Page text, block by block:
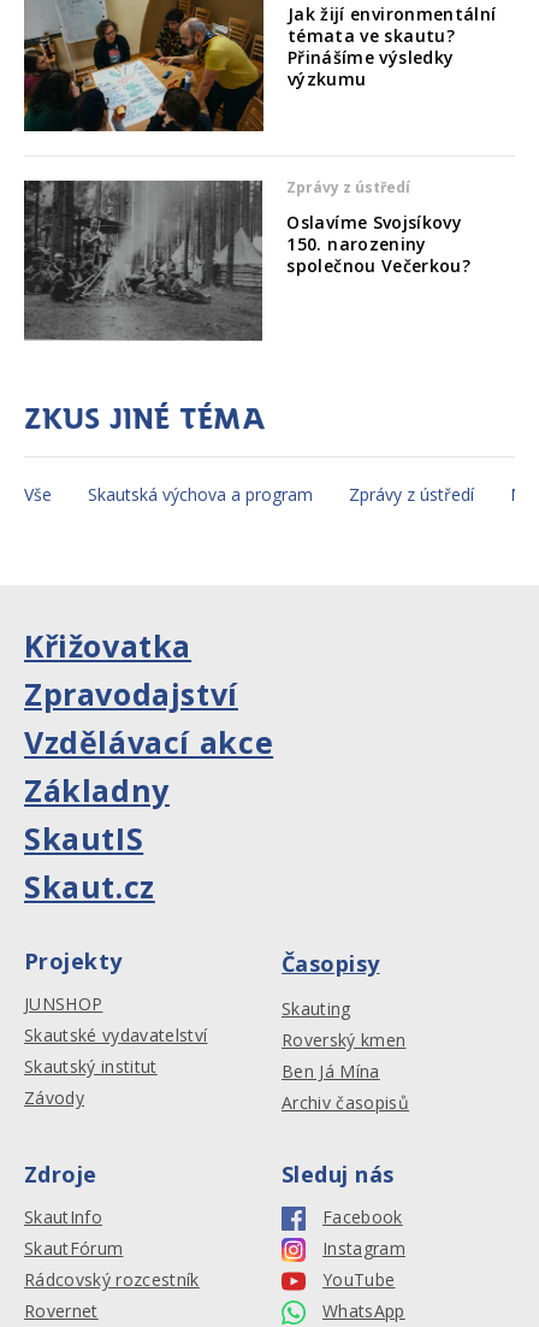
Jak žijí environmentální
témata ve skautu?
Přinášíme výsledky
výzkumu
Zprávy z ústředí
Oslavíme Svojsíkovy
150. narozeniny
společnou Večerkou?
Zkus jiné téma
Vše Skautská výchova a program Zprávy z ústředí
Křižovatka
Zpravodajství
Vzdělávací akce
Základny
SkautIS
Skaut.cz
Projekty
JUNSHOP
Skautské vydavatelství
Skautský institut
Závody
Časopisy
Skauting
Roverský kmen
Ben Já Mína
Archiv časopisů
Zdroje
SkautInfo
SkautFórum
Rádcovský rozcestník
Rovernet
Sleduj nás
Facebook
Instagram
YouTube
WhatsApp